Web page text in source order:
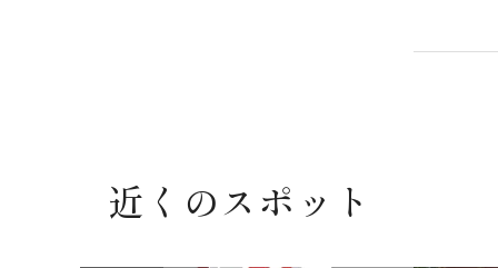
近くのスポット